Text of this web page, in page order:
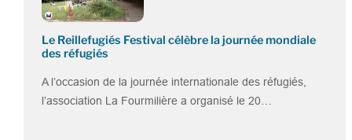
Le Reillefugiés Festival célèbre la journée mondiale
des réfugiés
A l’occasion de la journée internationale des réfugiés,
l’association La Fourmilière a organisé le 20…